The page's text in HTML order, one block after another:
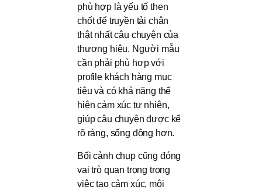
phù hợp là yếu tố then
chốt để truyền tải chân
thật nhất câu chuyện của
thương hiệu. Người mẫu
cần phải phù hợp với
profile khách hàng mục
tiêu và có khả năng thể
hiện cảm xúc tự nhiên,
giúp câu chuyện được kể
rõ ràng, sống động hơn.
Bối cảnh chụp cũng đóng
vai trò quan trọng trong
việc tạo cảm xúc, môi